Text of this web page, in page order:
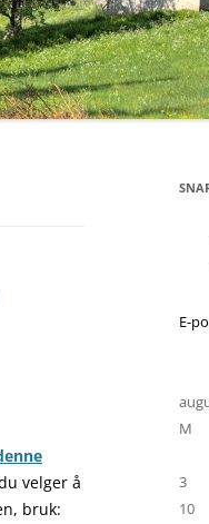
TUR LANGS VANDCURSTIENE I
GREFSENÅSEN 20. JUNI 2018
VILLBLOMSTENS DAG PÅ
RØVERKOLLEN 17. JUNI 2018
TUR I GREFSENÅSEN 30. AUGUST
2017velger å
bruk:
E-
M
3
10